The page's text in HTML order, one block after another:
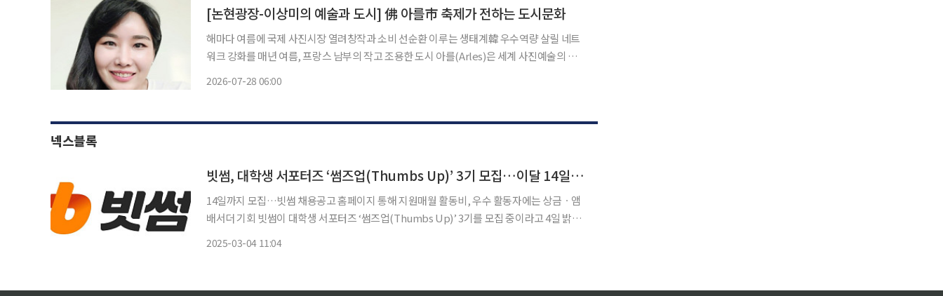
[논현광장-이상미의 예술과 도시] 佛 아를市 축제가 전하는 도시문화
해마다 여름에 국제 사진시장 열려창작과 소비 선순환 이루는 생태계韓 우수역량 살릴 네트
워크 강화를 매년 여름, 프랑스 남부의 작고 조용한 도시 아를(Arles)은 세계 사진예술의 중심
2026-07-28 06:00
넥스블록
빗썸, 대학생 서포터즈 ‘썸즈업(Thumbs Up)’ 3기 모집…이달 14일까지
14일까지 모집…빗썸 채용공고 홈페이지 통해 지원매월 활동비, 우수 활동자에는 상금ㆍ앰
배서더 기회 빗썸이 대학생 서포터즈 ‘썸즈업(Thumbs Up)’ 3기를 모집 중이라고 4일 밝혔
2025-03-04 11:04